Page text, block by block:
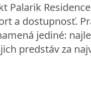
Palarik
a dostupnosť.
jediné:
predstáv za